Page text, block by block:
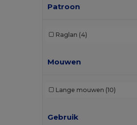
Patroon
Raglan (4)
Mouwen
Lange mouwen (10)
Gebruik